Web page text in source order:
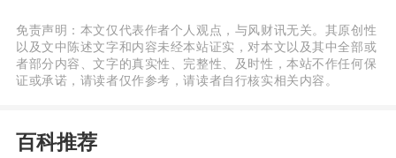
途符合相关规定(贷款用途下文会有介绍);6在
银行开立个人结算账户;7银行规定的其他条
证件、户口本、居住地址证明、婚姻状况证
免责声明：本文仅代表作者个人观点，与风财讯无关。其原创性
以及文中陈述文字和内容未经本站证实，对本文以及其中全部或
者部分内容、文字的真实性、完整性、及时性，本站不作任何保
证或承诺，请读者仅作参考，请读者自行核实相关内容。
百科推荐